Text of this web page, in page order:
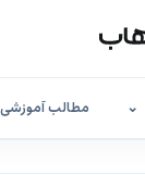
مطالب آموزشی